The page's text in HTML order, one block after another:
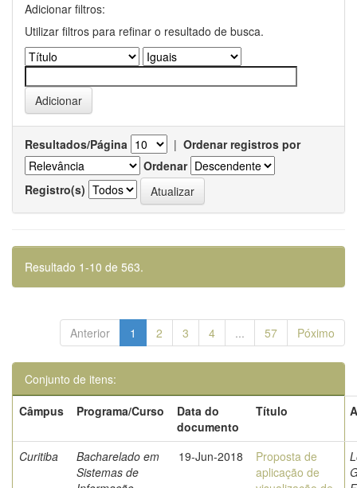
Adicionar filtros:
Utilizar filtros para refinar o resultado de busca.
Resultados/Página | Ordenar registros por
Ordenar
Registro(s)
Resultado 1-10 de 563.
Anterior 1 2 3 4 ... 57 Póximo
Conjunto de itens:
Câmpus
Programa/Curso
Data do
documento
Título
Curitiba
Bacharelado em
Sistemas de
19-Jun-2018
Proposta de
aplicação de